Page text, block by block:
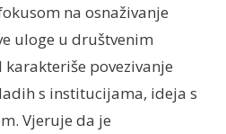
na osnaživanje
uloge u društvenim
povezivanje
s institucijama, ideja s
Vjeruje da je